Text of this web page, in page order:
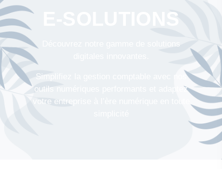
E-SOLUTIONS
Découvrez notre gamme de solutions
Simplifiez la gestion comptable avec nos
outils numériques performants et adaptez
votre entreprise à l’ère numérique en toute